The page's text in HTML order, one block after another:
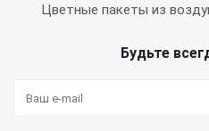
Цветные пакеты из
Будьте